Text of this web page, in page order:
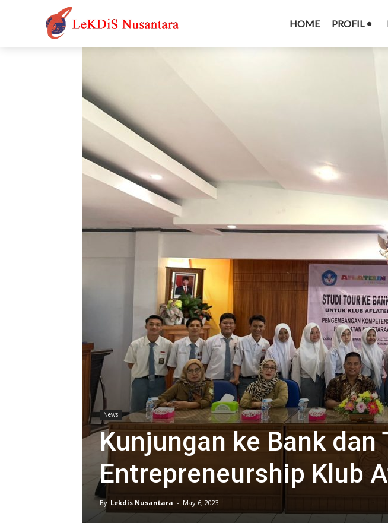
HOME PROFIL
News
Kunjungan ke Bank dan
Entrepreneurship Klub
By Lekdis Nusantara - May 6, 2023